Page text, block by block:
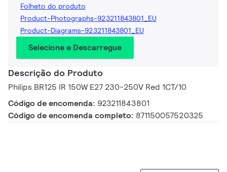
Folheto do produto
Product-Photographs-923211843801_EU
Product-Diagrams-923211843801_EU
Selecione e Descarregue
Descrição do Produto
Philips BR125 IR 150W E27 230-250V Red 1CT/10
Código de encomenda: 923211843801
Código de encomenda completo: 871150057520325